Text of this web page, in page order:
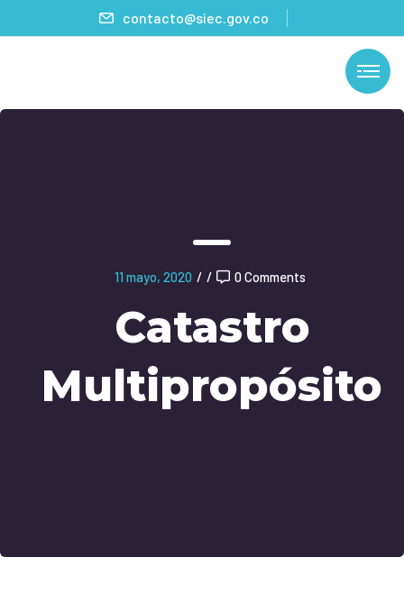
contacto@siec.gov.co
11 mayo, 2020 / / 0 Comments
Catastro
Multipropósito